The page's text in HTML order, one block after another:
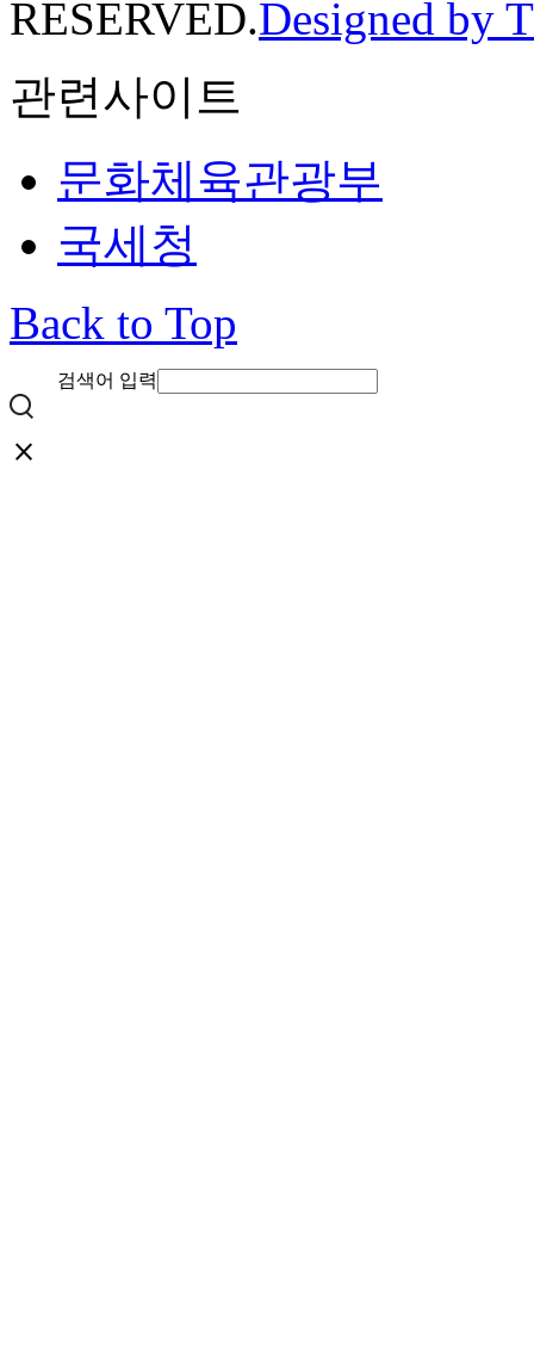
RESERVED.Designed by
관련사이트
문화체육관광부
국세청
Back to Top
검색어 입력
close